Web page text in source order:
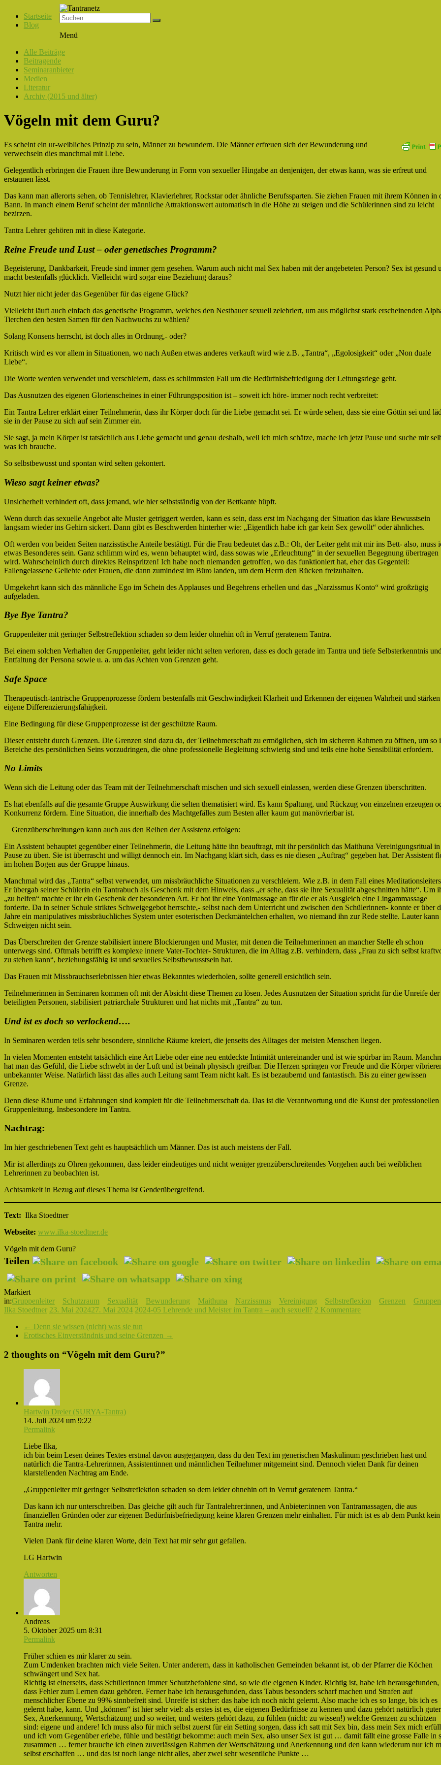
Startseite
Blog
Tantranetz
Liebe,
Eros
Tantra
Menü
Alle Beiträge
Beitragende
Seminaranbieter
Medien
Literatur
Archiv (2015 und älter)
Vögeln mit dem Guru?
Es scheint ein ur-weibliches Prinzip zu sein, Männer zu bewundern. Die Männer erfreuen sich der Bewunderung und
verwechseln dies manchmal mit Liebe.
Gelegentlich erbringen die Frauen ihre Bewunderung in Form von sexueller Hingabe an denjenigen, der etwas kann, was sie erfreut und
erstaunen lässt.
Das kann man allerorts sehen, ob Tennislehrer, Klavierlehrer, Rockstar oder ähnliche Berufssparten. Sie ziehen Frauen mit ihrem Können in
Bann. In manch einem Beruf scheint der männliche Attraktionswert automatisch in die Höhe zu steigen und die Schülerinnen sind zu leicht
bezirzen.
Tantra Lehrer gehören mit in diese Kategorie.
Reine Freude und Lust – oder genetisches Programm?
Begeisterung, Dankbarkeit, Freude sind immer gern gesehen. Warum auch nicht mal Sex haben mit der angebeteten Person? Sex ist gesund
macht bestenfalls glücklich. Vielleicht wird sogar eine Beziehung daraus?
Nutzt hier nicht jeder das Gegenüber für das eigene Glück?
Vielleicht läuft auch einfach das genetische Programm, welches den Nestbauer sexuell zelebriert, um aus möglichst stark erscheinenden
Tierchen den besten Samen für den Nachwuchs zu wählen?
Solang Konsens herrscht, ist doch alles in Ordnung,- oder?
Kritisch wird es vor allem in Situationen, wo nach Außen etwas anderes verkauft wird wie z.B. „Tantra“, „Egolosigkeit“ oder „Non duale
Liebe“.
Die Worte werden verwendet und verschleiern, dass es schlimmsten Fall um die Bedürfnisbefriedigung der Leitungsriege geht.
Das Ausnutzen des eigenen Glorienscheines in einer Führungsposition ist – soweit ich höre- immer noch recht verbreitet:
Ein Tantra Lehrer erklärt einer Teilnehmerin, dass ihr Körper doch für die Liebe gemacht sei. Er würde sehen, dass sie eine Göttin sei und
sie in der Pause zu sich auf sein Zimmer ein.
Sie sagt, ja mein Körper ist tatsächlich aus Liebe gemacht und genau deshalb, weil ich mich schätze, mache ich jetzt Pause und suche mir
was ich brauche.
So selbstbewusst und spontan wird selten gekontert.
Wieso sagt keiner etwas?
Unsicherheit verhindert oft, dass jemand, wie hier selbstständig von der Bettkante hüpft.
Wenn durch das sexuelle Angebot alte Muster getriggert werden, kann es sein, dass erst im Nachgang der Situation das klare Bewusstsein
langsam wieder ins Gehirn sickert. Dann gibt es Beschwerden hinterher wie: „Eigentlich habe ich gar kein Sex gewollt“ oder ähnliches.
Oft werden von beiden Seiten narzisstische Anteile bestätigt. Für die Frau bedeutet das z.B.: Oh, der Leiter geht mit mir ins Bett- also, muss
etwas Besonderes sein. Ganz schlimm wird es, wenn behauptet wird, dass sowas wie „Erleuchtung“ in der sexuellen Begegnung übertragen
wird. Wahrscheinlich durch direktes Reinspritzen! Ich habe noch niemanden getroffen, wo das funktioniert hat, eher das Gegenteil:
Fallengelassene Geliebte oder Frauen, die dann zumindest im Büro landen, um dem Herrn den Rücken freizuhalten.
Umgekehrt kann sich das männliche Ego im Schein des Applauses und Begehrens erhellen und das „Narzissmus Konto“ wird großzügig
aufgeladen.
Bye Bye Tantra?
Gruppenleiter mit geringer Selbstreflektion schaden so dem leider ohnehin oft in Verruf geratenem Tantra.
Bei einem solchen Verhalten der Gruppenleiter, geht leider nicht selten verloren, dass es doch gerade im Tantra und tiefe Selbsterkenntnis und
Entfaltung der Persona sowie u. a. um das Achten von Grenzen geht.
Safe Space
Therapeutisch-tantrische Gruppenprozesse fördern bestenfalls mit Geschwindigkeit Klarheit und Erkennen der eigenen Wahrheit und
eigene Differenzierungsfähigkeit.
Eine Bedingung für diese Gruppenprozesse ist der geschützte Raum.
Dieser entsteht durch Grenzen. Die Grenzen sind dazu da, der Teilnehmerschaft zu ermöglichen, sich im sicheren Rahmen zu öffnen, um so
Bereiche des persönlichen Seins vorzudringen, die ohne professionelle Begleitung schwierig sind und teils eine hohe Sensibilität erfordern.
No Limits
Wenn sich die Leitung oder das Team mit der Teilnehmerschaft mischen und sich sexuell einlassen, werden diese Grenzen überschritten.
Es hat ebenfalls auf die gesamte Gruppe Auswirkung die selten thematisiert wird. Es kann Spaltung, und Rückzug von einzelnen erzeugen
Konkurrenz fördern. Eine Situation, die innerhalb des Machtgefälles zum Besten aller kaum gut manövrierbar ist.
Grenzüberschreitungen kann auch aus den Reihen der Assistenz erfolgen:
Ein Assistent behauptet gegenüber einer Teilnehmerin, die Leitung hätte ihn beauftragt, mit ihr persönlich das Maithuna Vereinigungsritual
Pause zu üben. Sie ist überrascht und willigt dennoch ein. Im Nachgang klärt sich, dass es nie diesen „Auftrag“ gegeben hat. Der Assistent
im hohen Bogen aus der Gruppe hinaus.
Manchmal wird das „Tantra“ selbst verwendet, um missbräuchliche Situationen zu verschleiern. Wie z.B. in dem Fall eines
Er übergab seiner Schülerin ein Tantrabuch als Geschenk mit dem Hinweis, dass „er sehe, dass sie ihre Sexualität abgeschnitten hätte“. Um
„zu helfen“ machte er ihr ein Geschenk der besonderen Art. Er bot ihr eine Yonimassage an für die er als Ausgleich eine Lingammassage
forderte. Da in seiner Schule striktes Schweigegebot herrschte,- selbst nach dem Unterricht und zwischen den Schülerinnen- konnte er über
Jahre ein manipulatives missbräuchliches System unter esoterischen Deckmäntelchen erhalten, wo niemand ihn zur Rede stellte. Lauter kann
Schweigen nicht sein.
Das Überschreiten der Grenze stabilisiert innere Blockierungen und Muster, mit denen die Teilnehmerinnen an mancher Stelle eh schon
unterwegs sind. Oftmals betrifft es komplexe innere Vater-Tochter- Strukturen, die im Alltag z.B. verhindern, dass „Frau zu sich selbst
zu stehen kann“, beziehungsfähig ist und sexuelles Selbstbewusstsein hat.
Das Frauen mit Missbrauchserlebnissen hier etwas Bekanntes wiederholen, sollte generell ersichtlich sein.
Teilnehmerinnen in Seminaren kommen oft mit der Absicht diese Themen zu lösen. Jedes Ausnutzen der Situation spricht für die Unreife der
beteiligten Personen, stabilisiert patriarchale Strukturen und hat nichts mit „Tantra“ zu tun.
Und ist es doch so verlockend….
In Seminaren werden teils sehr besondere, sinnliche Räume kreiert, die jenseits des Alltages der meisten Menschen liegen.
In vielen Momenten entsteht tatsächlich eine Art Liebe oder eine neu entdeckte Intimität untereinander und ist wie spürbar im Raum.
hat man das Gefühl, die Liebe schwebt in der Luft und ist beinah physisch greifbar. Die Herzen springen vor Freude und die Körper
unbekannter Weise. Natürlich lässt das alles auch Leitung samt Team nicht kalt. Es ist bezaubernd und fantastisch. Bis zu einer gewissen
Grenze.
Denn diese Räume und Erfahrungen sind komplett für die Teilnehmerschaft da. Das ist die Verantwortung und die Kunst der professionellen
Gruppenleitung. Insbesondere im Tantra.
Nachtrag:
Im hier geschriebenen Text geht es hauptsächlich um Männer. Das ist auch meistens der Fall.
Mir ist allerdings zu Ohren gekommen, dass leider eindeutiges und nicht weniger grenzüberschreitendes Vorgehen auch bei weiblichen
Lehrerinnen zu beobachten ist.
Achtsamkeit in Bezug auf dieses Thema ist Genderübergreifend.
Text: Ilka Stoedtner
Webseite: www.ilka-stoedtner.de
Vögeln mit dem Guru?
Teilen
Markiert
in:Gruppenleiter Schutzraum Sexualität Bewunderung Maithuna Narzissmus Vereinigung Selbstreflexion Grenzen
Ilka Stoedtner 23. Mai 202427. Mai 2024 2024-05 Lehrende und Meister im Tantra – auch sexuell? 2 Kommentare
← Denn sie wissen (nicht) was sie tun
Erotisches Einverständnis und seine Grenzen →
2 thoughts on “Vögeln mit dem Guru?”
Hartwin Dreier (SURYA-Tantra)
14. Juli 2024 um 9:22
Permalink
Liebe Ilka,
ich bin beim Lesen deines Textes erstmal davon ausgegangen, dass du den Text im generischen Maskulinum geschrieben hast und
natürlich die Tantra-Lehrerinnen, Assistentinnen und männlichen Teilnehmer mitgemeint sind. Dennoch vielen Dank für deinen
klarstellenden Nachtrag am Ende.
„Gruppenleiter mit geringer Selbstreflektion schaden so dem leider ohnehin oft in Verruf geratenem Tantra.“
Das kann ich nur unterschreiben. Das gleiche gilt auch für Tantralehrer:innen, und Anbieter:innen von Tantramassagen, die aus
finanziellen Gründen oder zur eigenen Bedürfnisbefriedigung keine klaren Grenzen mehr einhalten. Für mich ist es ab dem Punkt kein
Tantra mehr.
Vielen Dank für deine klaren Worte, dein Text hat mir sehr gut gefallen.
LG Hartwin
Antworten
Andreas
5. Oktober 2025 um 8:31
Permalink
Früher schien es mir klarer zu sein.
Zum Umdenken brachten mich viele Seiten. Unter anderem, dass in katholischen Gemeinden bekannt ist, ob der Pfarrer die Köchen
schwängert und Sex hat.
Richtig ist einerseits, dass Schülerinnen immer Schutzbefohlene sind, so wie die eigenen Kinder. Richtig ist, habe ich herausgefunden,
dass Fehler zum Lernen dazu gehören. Ferner habe ich herausgefunden, dass Tabus besonders scharf machen und Strafen auf
menschlicher Ebene zu 99% sinnbefreit sind. Unreife ist sicher: das habe ich noch nicht gelernt. Also mache ich es so lange, bis ich es
gelernt habe, kann. Und „können“ ist hier sehr viel: als erstes ist es, die eigenen Bedürfnisse zu kennen und dazu gehört natürlich guter
Sex, Anerkennung, Wertschätzung und so weiter, und weiters gehört dazu, zu fühlen (nicht: zu wissen!) welche Grenzen zu schützen
sind: eigene und andere! Ich muss also für mich selbst zuerst für ein Setting sorgen, dass ich satt mit Sex bin, dass mein Sex mich
und ich vom Gegenüber erlebe, fühle und bestätigt bekomme: auch mein Sex, also unser Sex ist gut … damit fällt eine grosse Falle in
zusammen … ferner brauche ich einen zuverlässigen Rahmen der Wertschätzung und Anerkennung und den kann wiederum nur ich
selbst erschaffen … und das ist noch lange nicht alles, aber zwei sehr wesentliche Punkte …